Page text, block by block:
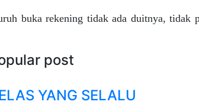
buka rekening tidak ada duitnya, tidak
post
YANG SELALU